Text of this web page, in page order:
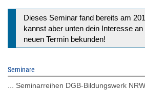
Statusmeldung
Dieses Seminar fand bereits am
kannst aber unten dein Interesse
neuen Termin bekunden!
Seminare
... Seminarreihen DGB-Bildungswerk NRW